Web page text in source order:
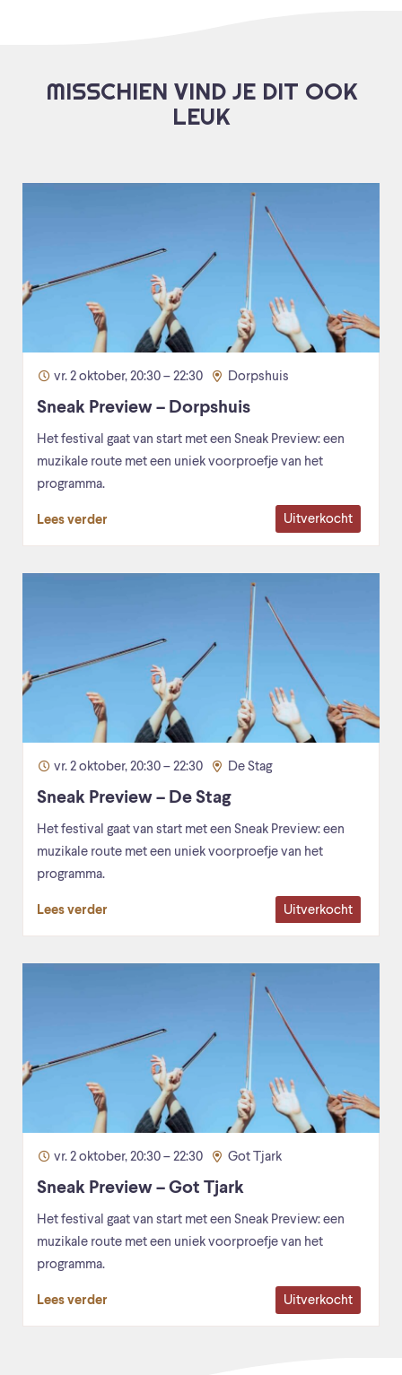
MISSCHIEN VIND JE DIT OOK
LEUK
vr. 2 oktober, 20:30 – 22:30 Dorpshuis
Sneak Preview – Dorpshuis
Het festival gaat van start met een Sneak Preview: een
muzikale route met een uniek voorproefje van het
programma.
Lees verder Uitverkocht
vr. 2 oktober, 20:30 – 22:30 De Stag
Sneak Preview – De Stag
Het festival gaat van start met een Sneak Preview: een
muzikale route met een uniek voorproefje van het
programma.
Lees verder Uitverkocht
vr. 2 oktober, 20:30 – 22:30 Got Tjark
Sneak Preview – Got Tjark
Het festival gaat van start met een Sneak Preview: een
muzikale route met een uniek voorproefje van het
programma.
Lees verder Uitverkocht